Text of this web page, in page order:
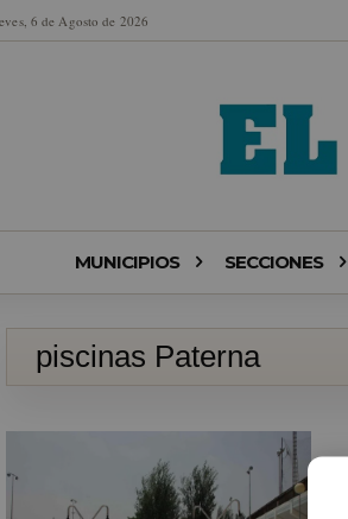
6 de Agosto de 2026
MUNICIPIOS SECCIONES
piscinas Paterna